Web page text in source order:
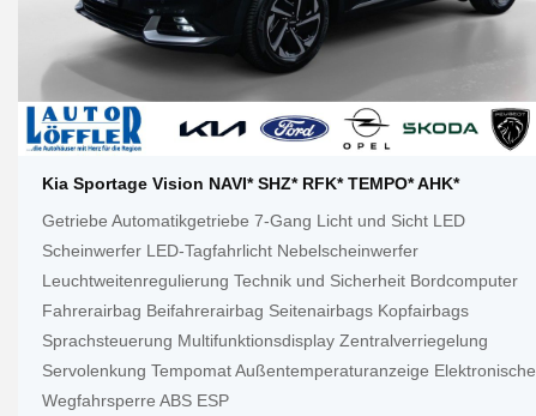
Kia Sportage Vision NAVI* SHZ* RFK* TEMPO* AHK*
Getriebe Automatikgetriebe 7-Gang Licht und Sicht LED
Scheinwerfer LED-Tagfahrlicht Nebelscheinwerfer
Leuchtweitenregulierung Technik und Sicherheit Bordcomputer
Fahrerairbag Beifahrerairbag Seitenairbags Kopfairbags
Sprachsteuerung Multifunktionsdisplay Zentralverriegelung
Servolenkung Tempomat Außentemperaturanzeige Elektronische
Wegfahrsperre ABS ESP